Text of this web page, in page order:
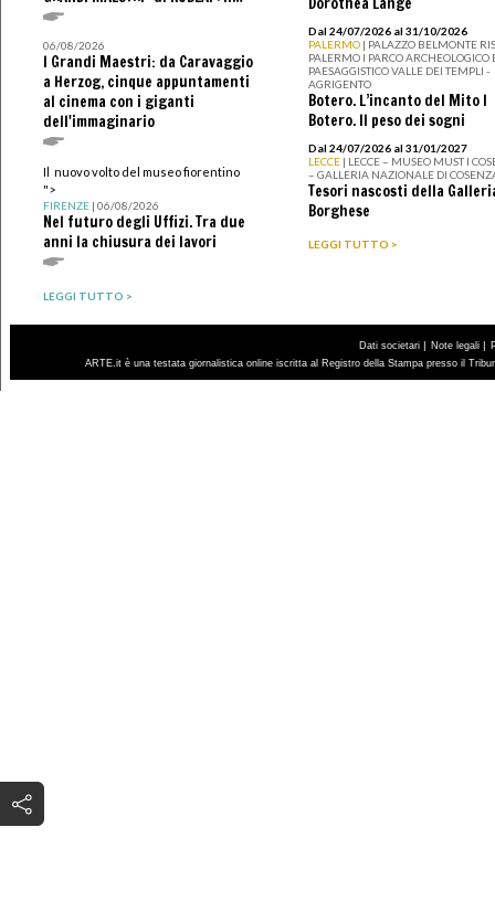
06/08/2026
I Grandi Maestri: da Caravaggio
a Herzog, cinque appuntamenti
al cinema con i giganti
dell'immaginario
Il nuovo volto del museo fiorentino
">
FIRENZE| 06/08/2026
Nel futuro degli Uffizi. Tra due
anni la chiusura dei lavori
LEGGI TUTTO >
Dal 24/07/2026 al 31/10/2026
PALERMO | PALAZZO BELMONTE
PALERMO I PARCO ARCHEOLOGICO
PAESAGGISTICO VALLE DEI TEMPLI -
AGRIGENTO
Botero. L’incanto del Mito I
Botero. Il peso dei sogni
Dal 24/07/2026 al 31/01/2027
LECCE | LECCE – MUSEO MUST I
– GALLERIA NAZIONALE DI
Tesori nascosti della
Borghese
LEGGI TUTTO >
Dati societari | Note legali |
ARTE.it è una testata giornalistica online iscritta al Registro della Stampa presso il